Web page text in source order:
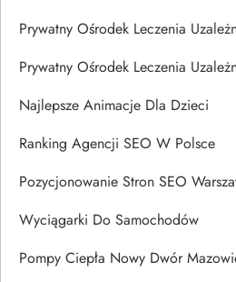
Prywatny Ośrodek Leczenia
Prywatny Ośrodek Leczenia
Najlepsze Animacje Dla Dzieci
Ranking Agencji SEO W Polsce
Pozycjonowanie Stron SEO
Wyciągarki Do Samochodów
Pompy Ciepła Nowy Dwór